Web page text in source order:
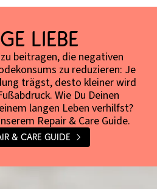
Liebe
beitragen, die negativen
zu reduzieren: Je
trägst, desto kleiner wird
Wie Du Deinen
langen Leben verhilfst?
Repair & Care Guide.
& Care Guide